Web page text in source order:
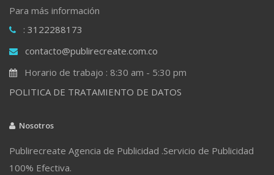
Para más información
: 3122288173
contacto@publirecreate.com.co
Horario de trabajo : 8:30 am - 5:30 pm
POLITICA DE TRATAMIENTO DE DATOS
Nosotros
Publirecreate Agencia de Publicidad .Servicio de Publicidad
100% Efectiva.